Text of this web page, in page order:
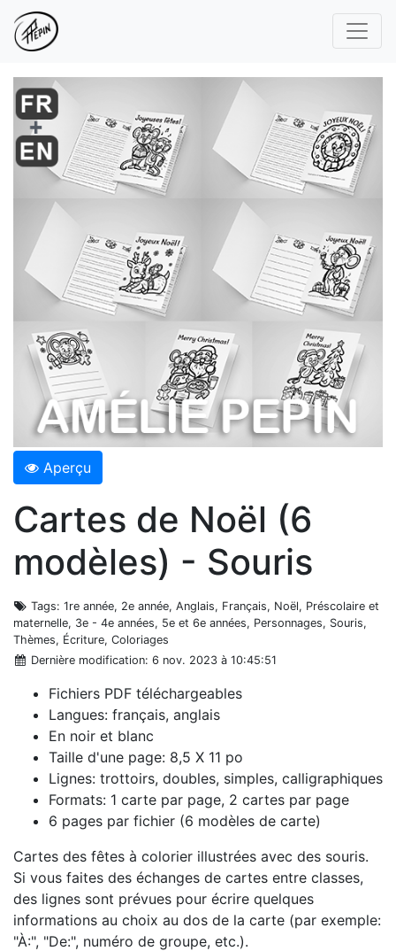
Aperçu
Cartes de Noël (6
modèles) - Souris
Tags: 1re année, 2e année, Anglais, Français, Noël, Préscolaire et
maternelle, 3e - 4e années, 5e et 6e années, Personnages, Souris,
Thèmes, Écriture, Coloriages
Dernière modification: 6 nov. 2023 à 10:45:51
Fichiers PDF téléchargeables
Langues: français, anglais
En noir et blanc
Taille d'une page: 8,5 X 11 po
Lignes: trottoirs, doubles, simples, calligraphiques
Formats: 1 carte par page, 2 cartes par page
6 pages par fichier (6 modèles de carte)
Cartes des fêtes à colorier illustrées avec des souris.
Si vous faites des échanges de cartes entre classes,
des lignes sont prévues pour écrire quelques
informations au choix au dos de la carte (par exemple:
"À:", "De:", numéro de groupe, etc.).